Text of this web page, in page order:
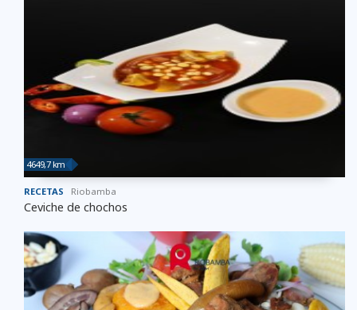
4649,7 km
RECETAS Riobamba
Ceviche de chochos